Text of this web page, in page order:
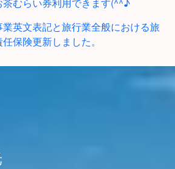
茶むらい券利用できます(^^♪
英文表記と旅行業全般における旅
保険更新しました。